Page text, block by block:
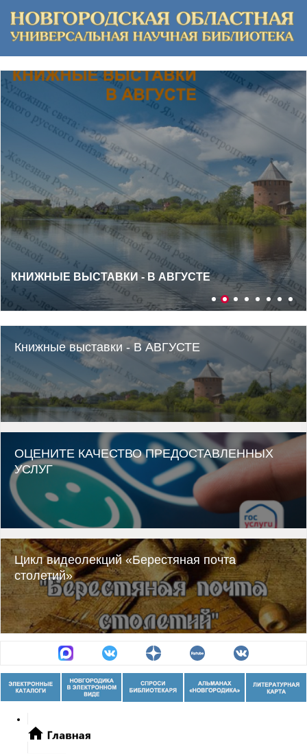
ВИРТУАЛЬНАЯ КНИЖНАЯ ВЫСТАВКА «ЦЕНТР
ДУХОВНОЙ ЖИЗНИ НОВГОРОДСКОЙ
РЕСПУБЛИКИ: К 920 - ЛЕТИЮ СО ДНЯ ОСНОВАНИЯ
АНТОНИЕВА МОНАСТЫРЯ»
Книжные выставки - В АВГУСТЕ
ОЦЕНИТЕ КАЧЕСТВО ПРЕДОСТАВЛЕННЫХ
УСЛУГ
Цикл видеолекций «Берестяная почта
столетий»
зодчества – это просто»